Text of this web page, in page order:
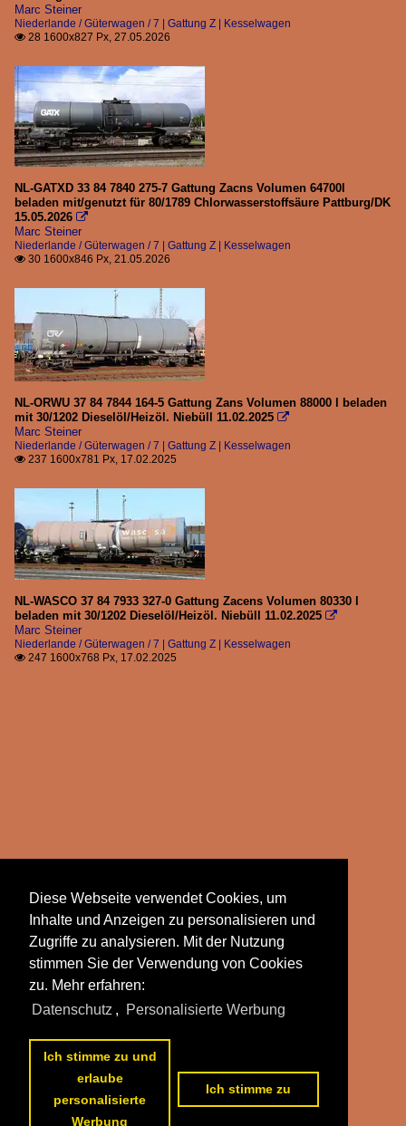
Marc Steiner
Niederlande / Güterwagen / 7 | Gattung Z | Kesselwagen
 28 1600x827 Px, 27.05.2026
NL-GATXD 33 84 7840 275-7 Gattung Zacns Volumen 64700l
beladen mit/genutzt für 80/1789 Chlorwasserstoffsäure Pattburg/DK
15.05.2026 
Marc Steiner
Niederlande / Güterwagen / 7 | Gattung Z | Kesselwagen
 30 1600x846 Px, 21.05.2026
NL-ORWU 37 84 7844 164-5 Gattung Zans Volumen 88000 l beladen
mit 30/1202 Dieselöl/Heizöl. Niebüll 11.02.2025 
Marc Steiner
Niederlande / Güterwagen / 7 | Gattung Z | Kesselwagen
 237 1600x781 Px, 17.02.2025
NL-WASCO 37 84 7933 327-0 Gattung Zacens Volumen 80330 l
beladen mit 30/1202 Dieselöl/Heizöl. Niebüll 11.02.2025 
Marc Steiner
Niederlande / Güterwagen / 7 | Gattung Z | Kesselwagen
 247 1600x768 Px, 17.02.2025
Diese Webseite verwendet Cookies, um
Inhalte und Anzeigen zu personalisieren und
Zugriffe zu analysieren. Mit der Nutzung
stimmen Sie der Verwendung von Cookies
zu. Mehr erfahren:
Datenschutz , Personalisierte Werbung
Ich stimme zu und
erlaube
personalisierte
Werbung
Ich stimme zu